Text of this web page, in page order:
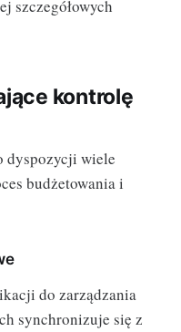
szczegółowych
kontrolę
dyspozycji wiele
budżetowania i
do zarządzania
synchronizuje się z